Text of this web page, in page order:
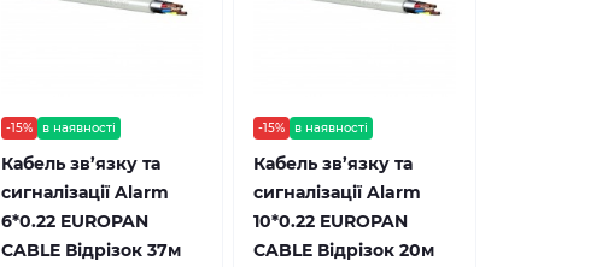
-15% в наявності
Кабель зв’язку та
сигналізації Alarm
6*0.22 EUROPAN
CABLE Відрізок 37м
-15% в наявності
Кабель зв’язку та
сигналізації Alarm
10*0.22 EUROPAN
CABLE Відрізок 20м